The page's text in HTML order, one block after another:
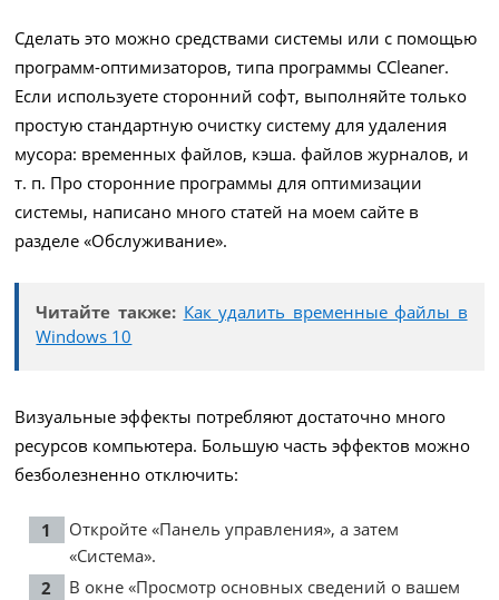
Сделать это можно средствами системы или с помощью
программ-оптимизаторов, типа программы CCleaner.
Если используете сторонний софт, выполняйте только
простую стандартную очистку систему для удаления
мусора: временных файлов, кэша. файлов журналов, и
т. п. Про сторонние программы для оптимизации
системы, написано много статей на моем сайте в
разделе «Обслуживание».
Читайте также: Как удалить временные файлы в
Windows 10
Визуальные эффекты потребляют достаточно много
ресурсов компьютера. Большую часть эффектов можно
безболезненно отключить:
Откройте «Панель управления», а затем
«Система».
В окне «Просмотр основных сведений о вашем